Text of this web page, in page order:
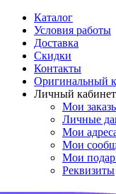
Каталог
Условия работы
Доставка
Скидки
Контакты
Оригинальный
Личный кабинет
Мои
Личные
Мои
Мои
Мои
Реквизиты